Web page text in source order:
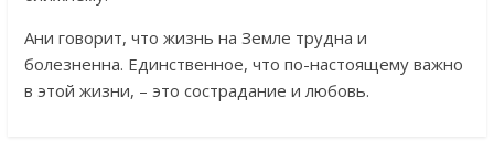
Ани говорит, что жизнь на Земле трудна и
болезненна. Единственное, что по-настоящему важно
в этой жизни, – это сострадание и любовь.